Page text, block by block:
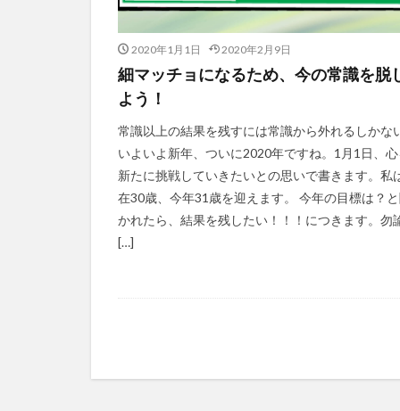
2020年1月1日 2020年2月9日
細マッチョになるため、今の常識を脱
よう！
常識以上の結果を残すには常識から外れるしかな
いよいよ新年、ついに2020年ですね。1月1日、心
新たに挑戦していきたいとの思いで書きます。私
在30歳、今年31歳を迎えます。 今年の目標は？
かれたら、結果を残したい！！！につきます。勿
[…]